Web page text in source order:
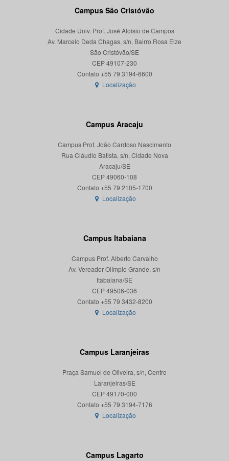
Campus São Cristóvão
Cidade Univ. Prof. José Aloísio de Campos
Av. Marcelo Deda Chagas, s/n, Bairro Rosa Elze
São Cristóvão/SE
CEP 49107-230
Localização
Campus Aracaju
Campus Prof. João Cardoso Nascimento
Rua Cláudio Batista, s/n, Cidade Nova
Aracaju/SE
CEP 49060-108
Localização
Campus Itabaiana
Campus Prof. Alberto Carvalho
Av. Vereador Olímpio Grande, s/n
Itabaiana/SE
CEP 49506-036
Localização
Campus Laranjeiras
Praça Samuel de Oliveira, s/n, Centro
Laranjeiras/SE
CEP 49170-000
Localização
Campus Lagarto